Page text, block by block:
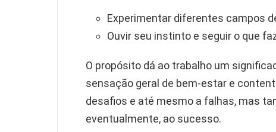
Experimentar diferentes campos
Ouvir seu instinto e seguir o que
O propósito dá ao trabalho um
sensação geral de bem-estar e
desafios e até mesmo a falhas, mas
eventualmente, ao sucesso.